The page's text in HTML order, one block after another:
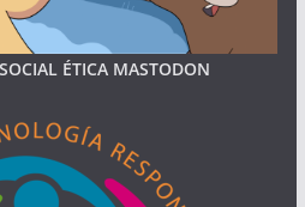
ÉTICA MASTODON